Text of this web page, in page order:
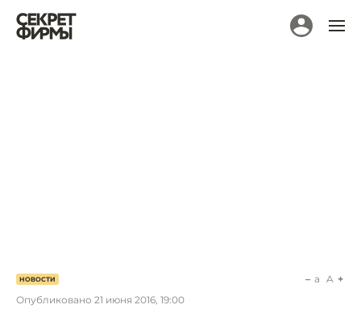
НОВОСТИ
Опубликовано 21 июня 2016, 19:00
a A